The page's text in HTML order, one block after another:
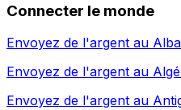
Connecter le monde
Envoyez de l'argent au
Envoyez de l'argent au
Envoyez de l'argent au